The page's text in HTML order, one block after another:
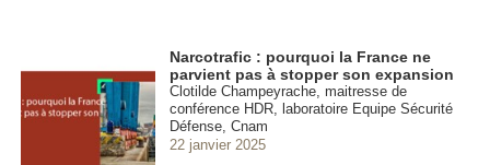
Narcotrafic : pourquoi la France ne
parvient pas à stopper son expansion
Clotilde Champeyrache, maitresse de
conférence HDR, laboratoire Equipe Sécurité
Défense, Cnam
22 janvier 2025